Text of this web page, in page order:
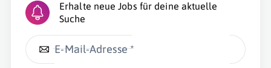
Erhalte neue Jobs für deine aktuelle
Suche
E-Mail-Adresse *